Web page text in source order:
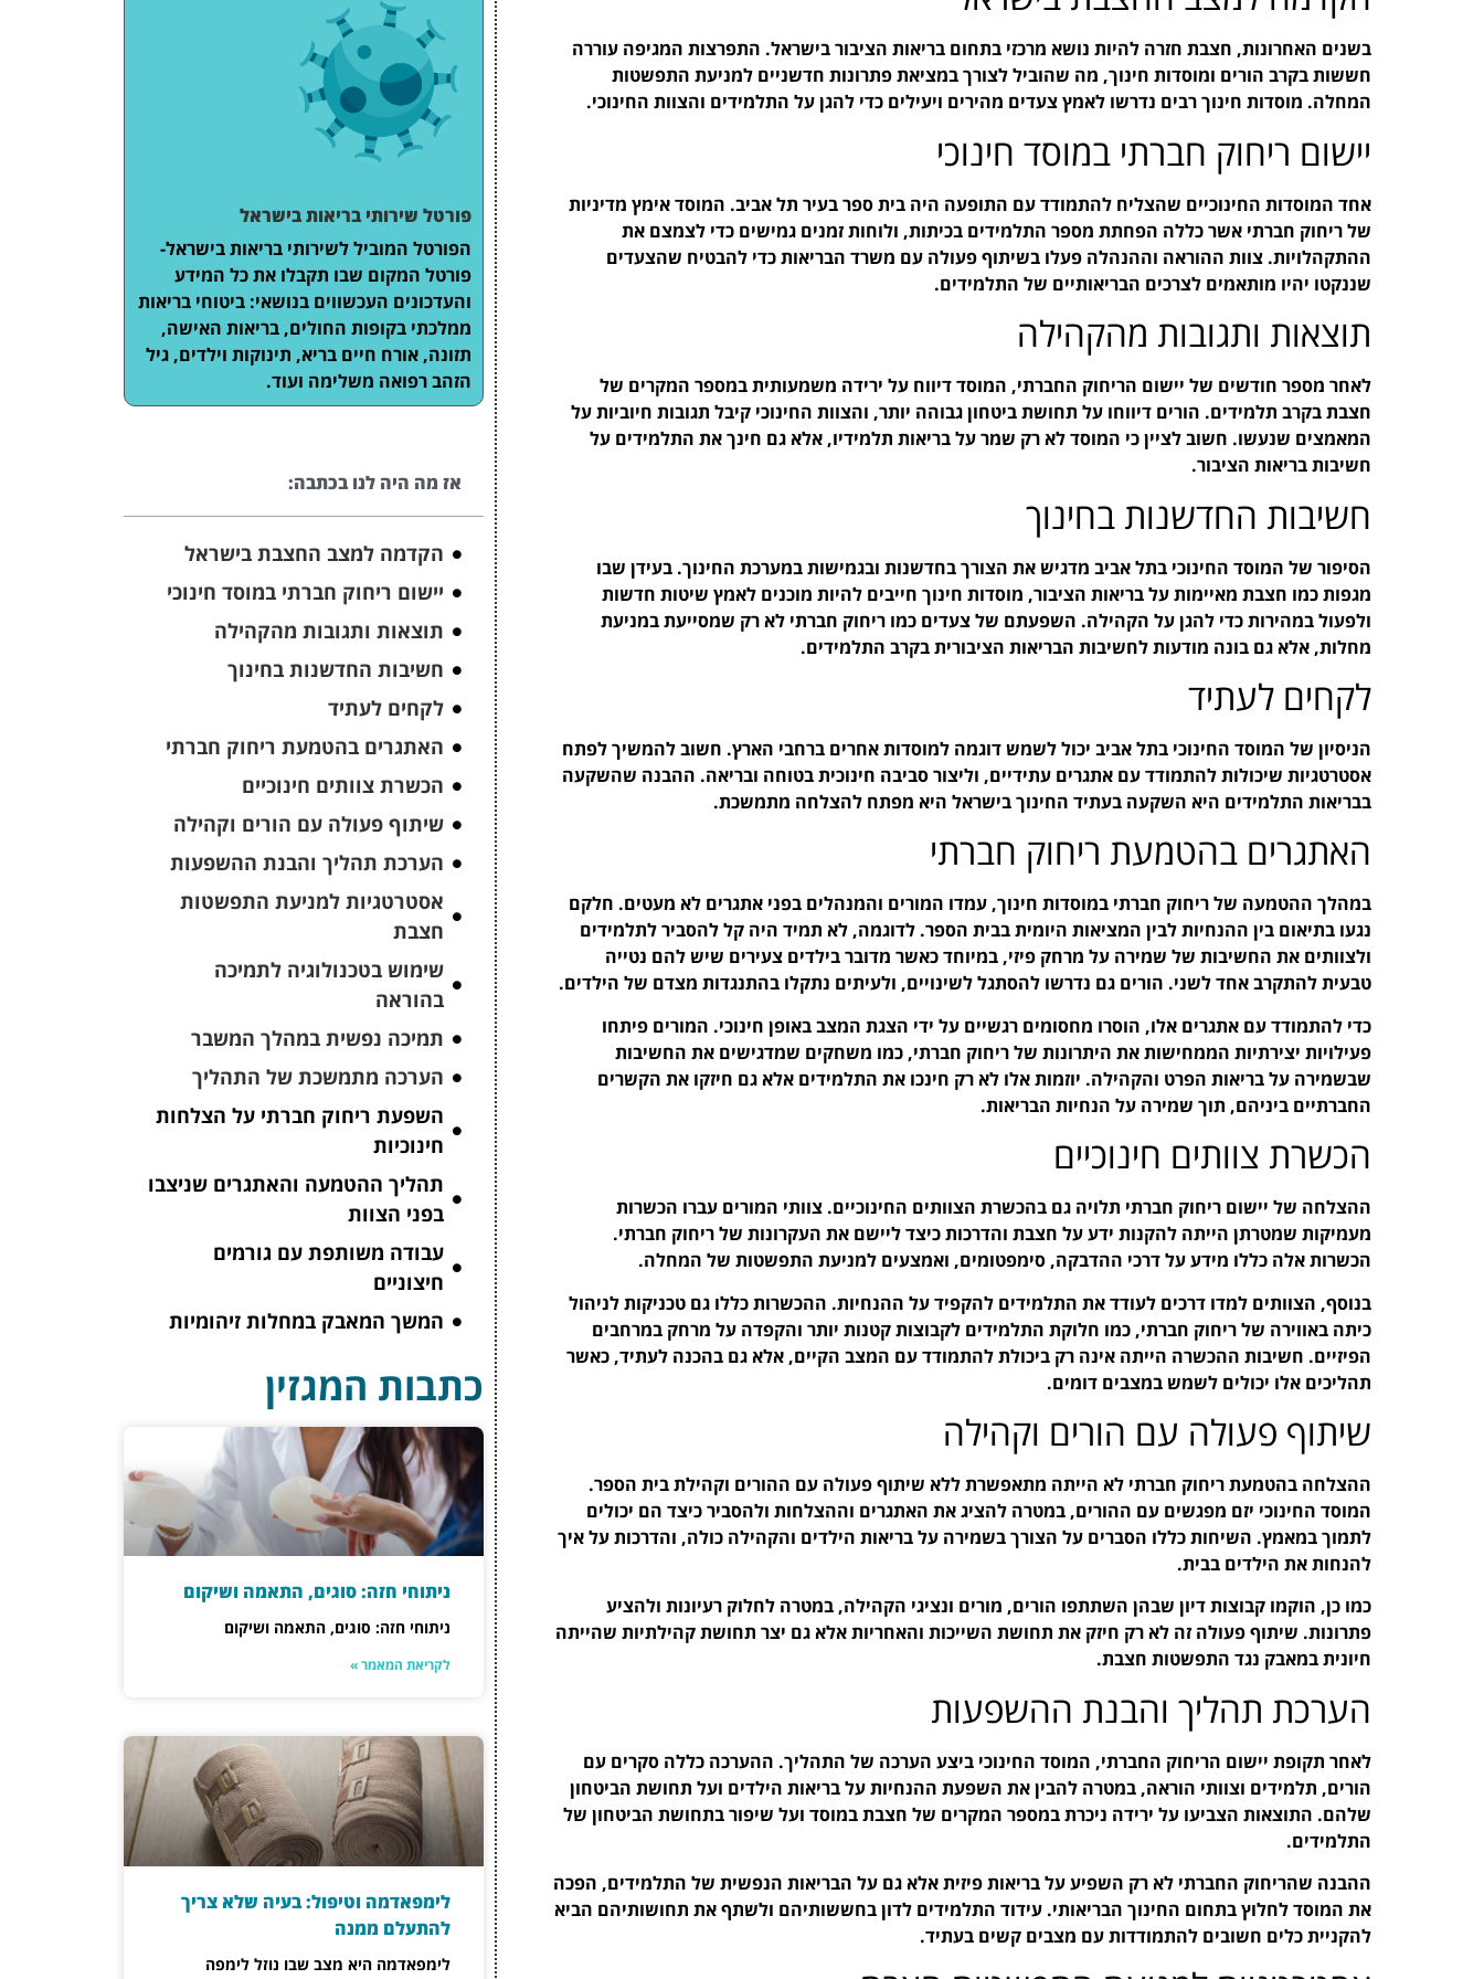
בשנים האחרונות, חצבת חזרה להיות נושא מרכזי בתחום בריאות הציבור בישראל. התפרצות המגיפה עוררה
חששות בקרב הורים ומוסדות חינוך, מה שהוביל לצורך במציאת פתרונות חדשניים למניעת התפשטות
המחלה. מוסדות חינוך רבים נדרשו לאמץ צעדים מהירים ויעילים כדי להגן על התלמידים והצוות החינוכי.
יישום ריחוק חברתי במוסד חינוכי
אחד המוסדות החינוכיים שהצליח להתמודד עם התופעה היה בית ספר בעיר תל אביב. המוסד אימץ מדיניות
של ריחוק חברתי אשר כללה הפחתת מספר התלמידים בכיתות, ולוחות זמנים גמישים כדי לצמצם את
ההתקהלויות. צוות ההוראה וההנהלה פעלו בשיתוף פעולה עם משרד הבריאות כדי להבטיח שהצעדים
שננקטו יהיו מותאמים לצרכים הבריאותיים של התלמידים.
תוצאות ותגובות מהקהילה
לאחר מספר חודשים של יישום הריחוק החברתי, המוסד דיווח על ירידה משמעותית במספר המקרים של
חצבת בקרב תלמידים. הורים דיווחו על תחושת ביטחון גבוהה יותר, והצוות החינוכי קיבל תגובות חיוביות על
המאמצים שנעשו. חשוב לציין כי המוסד לא רק שמר על בריאות תלמידיו, אלא גם חינך את התלמידים על
חשיבות בריאות הציבור.
חשיבות החדשנות בחינוך
הסיפור של המוסד החינוכי בתל אביב מדגיש את הצורך בחדשנות ובגמישות במערכת החינוך. בעידן שבו
מגפות כמו חצבת מאיימות על בריאות הציבור, מוסדות חינוך חייבים להיות מוכנים לאמץ שיטות חדשות
ולפעול במהירות כדי להגן על הקהילה. השפעתם של צעדים כמו ריחוק חברתי לא רק שמסייעת במניעת
מחלות, אלא גם בונה מודעות לחשיבות הבריאות הציבורית בקרב התלמידים.
לקחים לעתיד
הניסיון של המוסד החינוכי בתל אביב יכול לשמש דוגמה למוסדות אחרים ברחבי הארץ. חשוב להמשיך לפתח
אסטרטגיות שיכולות להתמודד עם אתגרים עתידיים, וליצור סביבה חינוכית בטוחה ובריאה. ההבנה שהשקעה
בבריאות התלמידים היא השקעה בעתיד החינוך בישראל היא מפתח להצלחה מתמשכת.
האתגרים בהטמעת ריחוק חברתי
במהלך ההטמעה של ריחוק חברתי במוסדות חינוך, עמדו המורים והמנהלים בפני אתגרים לא מעטים. חלקם
נגעו בתיאום בין ההנחיות לבין המציאות היומית בבית הספר. לדוגמה, לא תמיד היה קל להסביר לתלמידים
ולצוותים את החשיבות של שמירה על מרחק פיזי, במיוחד כאשר מדובר בילדים צעירים שיש להם נטייה
טבעית להתקרב אחד לשני. הורים גם נדרשו להסתגל לשינויים, ולעיתים נתקלו בהתנגדות מצדם של הילדים.
כדי להתמודד עם אתגרים אלו, הוסרו מחסומים רגשיים על ידי הצגת המצב באופן חינוכי. המורים פיתחו
פעילויות יצירתיות הממחישות את היתרונות של ריחוק חברתי, כמו משחקים שמדגישים את החשיבות
שבשמירה על בריאות הפרט והקהילה. יוזמות אלו לא רק חינכו את התלמידים אלא גם חיזקו את הקשרים
החברתיים ביניהם, תוך שמירה על הנחיות הבריאות.
הכשרת צוותים חינוכיים
ההצלחה של יישום ריחוק חברתי תלויה גם בהכשרת הצוותים החינוכיים. צוותי המורים עברו הכשרות
מעמיקות שמטרתן הייתה להקנות ידע על חצבת והדרכות כיצד ליישם את העקרונות של ריחוק חברתי.
הכשרות אלה כללו מידע על דרכי ההדבקה, סימפטומים, ואמצעים למניעת התפשטות של המחלה.
בנוסף, הצוותים למדו דרכים לעודד את התלמידים להקפיד על ההנחיות. ההכשרות כללו גם טכניקות לניהול
כיתה באווירה של ריחוק חברתי, כמו חלוקת התלמידים לקבוצות קטנות יותר והקפדה על מרחק במרחבים
הפיזיים. חשיבות ההכשרה הייתה אינה רק ביכולת להתמודד עם המצב הקיים, אלא גם בהכנה לעתיד, כאשר
תהליכים אלו יכולים לשמש במצבים דומים.
שיתוף פעולה עם הורים וקהילה
ההצלחה בהטמעת ריחוק חברתי לא הייתה מתאפשרת ללא שיתוף פעולה עם ההורים וקהילת בית הספר.
המוסד החינוכי יזם מפגשים עם ההורים, במטרה להציג את האתגרים וההצלחות ולהסביר כיצד הם יכולים
לתמוך במאמץ. השיחות כללו הסברים על הצורך בשמירה על בריאות הילדים והקהילה כולה, והדרכות על איך
להנחות את הילדים בבית.
כמו כן, הוקמו קבוצות דיון שבהן השתתפו הורים, מורים ונציגי הקהילה, במטרה לחלוק רעיונות ולהציע
פתרונות. שיתוף פעולה זה לא רק חיזק את תחושת השייכות והאחריות אלא גם יצר תחושת קהילתיות שהייתה
חיונית במאבק נגד התפשטות חצבת.
הערכת תהליך והבנת ההשפעות
לאחר תקופת יישום הריחוק החברתי, המוסד החינוכי ביצע הערכה של התהליך. ההערכה כללה סקרים עם
הורים, תלמידים וצוותי הוראה, במטרה להבין את השפעת ההנחיות על בריאות הילדים ועל תחושת הביטחון
שלהם. התוצאות הצביעו על ירידה ניכרת במספר המקרים של חצבת במוסד ועל שיפור בתחושת הביטחון של
התלמידים.
ההבנה שהריחוק החברתי לא רק השפיע על בריאות פיזית אלא גם על הבריאות הנפשית של התלמידים, הפכה
את המוסד לחלוץ בתחום החינוך הבריאותי. עידוד התלמידים לדון בחששותיהם ולשתף את תחושותיהם הביא
להקניית כלים חשובים להתמודדות עם מצבים קשים בעתיד.
פורטל שירותי בריאות בישראל
הפורטל המוביל לשירותי בריאות בישראל-
פורטל המקום שבו תקבלו את כל המידע
והעדכונים העכשווים בנושאי: ביטוחי בריאות
ממלכתי בקופות החולים, בריאות האישה,
תזונה, אורח חיים בריא, תינוקות וילדים, גיל
הזהב רפואה משלימה ועוד.
אז מה היה לנו בכתבה:
הקדמה למצב החצבת בישראל
יישום ריחוק חברתי במוסד חינוכי
תוצאות ותגובות מהקהילה
חשיבות החדשנות בחינוך
לקחים לעתיד
האתגרים בהטמעת ריחוק חברתי
הכשרת צוותים חינוכיים
שיתוף פעולה עם הורים וקהילה
הערכת תהליך והבנת ההשפעות
אסטרטגיות למניעת התפשטות
חצבת
שימוש בטכנולוגיה לתמיכה
בהוראה
תמיכה נפשית במהלך המשבר
הערכה מתמשכת של התהליך
השפעת ריחוק חברתי על הצלחות
חינוכיות
תהליך ההטמעה והאתגרים שניצבו
בפני הצוות
עבודה משותפת עם גורמים
חיצוניים
המשך המאבק במחלות זיהומיות
כתבות המגזין
ניתוחי חזה: סוגים, התאמה ושיקום
ניתוחי חזה: סוגים, התאמה ושיקום
לקריאת המאמר »
לימפאדמה וטיפול: בעיה שלא צריך
להתעלם ממנה
לימפאדמה היא מצב שבו נוזל לימפה